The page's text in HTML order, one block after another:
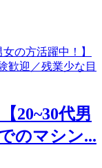
20~30代男
のマシン...